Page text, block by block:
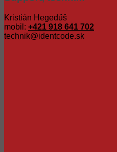
Kristián Hegedűš
mobil: +421 918 641 702
technik@identcode.sk